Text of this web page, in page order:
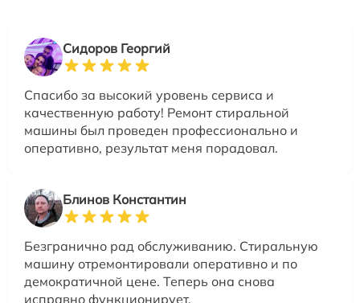
Сидоров Георгий
Спасибо за высокий уровень сервиса и
качественную работу! Ремонт стиральной
машины был проведен профессионально и
оперативно, результат меня порадовал.
Блинов Константин
Безгранично рад обслуживанию. Стиральную
машину отремонтировали оперативно и по
демократичной цене. Теперь она снова
исправно функционирует.